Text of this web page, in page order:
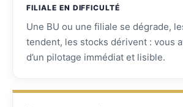
FILIALE EN DIFFICULTÉ
Une BU ou une filiale se dégrade,
tendent, les stocks dérivent : vous
d’un pilotage immédiat et lisible.